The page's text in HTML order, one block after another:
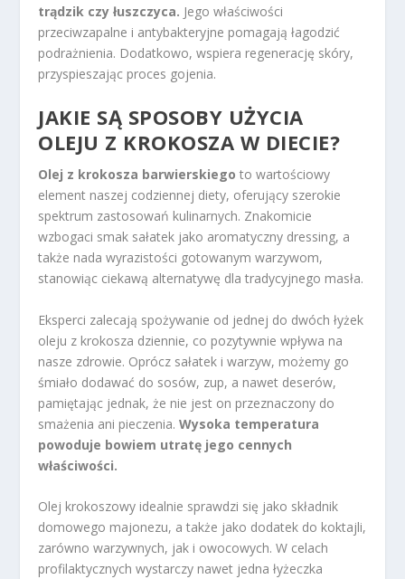
trądzik czy łuszczyca. Jego właściwości
przeciwzapalne i antybakteryjne pomagają łagodzić
podrażnienia. Dodatkowo, wspiera regenerację skóry,
przyspieszając proces gojenia.
JAKIE SĄ SPOSOBY UŻYCIA
OLEJU Z KROKOSZA W DIECIE?
Olej z krokosza barwierskiego to wartościowy
element naszej codziennej diety, oferujący szerokie
spektrum zastosowań kulinarnych. Znakomicie
wzbogaci smak sałatek jako aromatyczny dressing, a
także nada wyrazistości gotowanym warzywom,
stanowiąc ciekawą alternatywę dla tradycyjnego masła.
Eksperci zalecają spożywanie od jednej do dwóch łyżek
oleju z krokosza dziennie, co pozytywnie wpływa na
nasze zdrowie. Oprócz sałatek i warzyw, możemy go
śmiało dodawać do sosów, zup, a nawet deserów,
pamiętając jednak, że nie jest on przeznaczony do
smażenia ani pieczenia.Wysoka temperatura
powoduje bowiem utratę jego cennych
właściwości.
Olej krokoszowy idealnie sprawdzi się jako składnik
domowego majonezu, a także jako dodatek do koktajli,
zarówno warzywnych, jak i owocowych. W celach
profilaktycznych wystarczy nawet jedna łyżeczka